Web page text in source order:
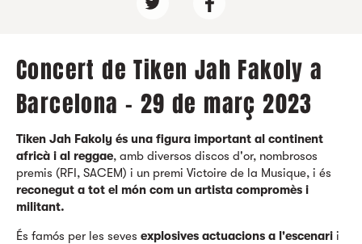
Concert de Tiken Jah Fakoly a
Barcelona - 29 de març 2023
Tiken Jah Fakoly és una figura important al continent
africà i al reggae, amb diversos discos d'or, nombrosos
premis (RFI, SACEM) i un premi Victoire de la Musique, i és
reconegut a tot el món com un artista compromès i
militant.
És famós per les seves explosives actuacions a l'escenari i